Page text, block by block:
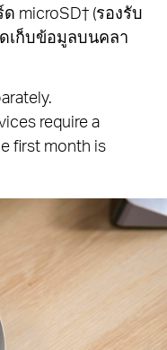
microSD† (รองรับ
เก็บข้อมูลบนคลา
require a
first month is